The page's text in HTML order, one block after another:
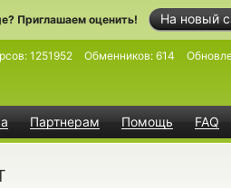
На новый
Приглашаем оценить!
Партнерам Помощь FAQ
1251952 Обменников: 614